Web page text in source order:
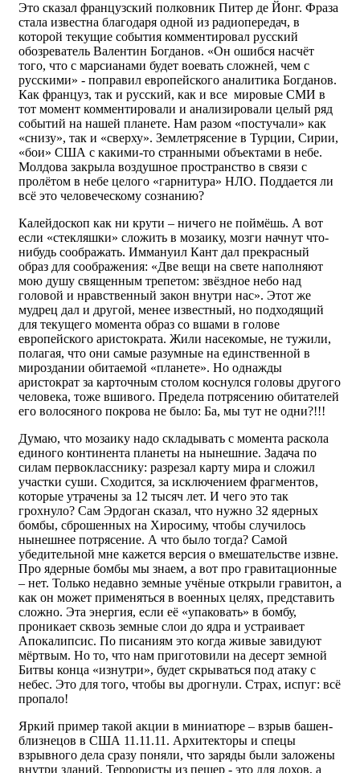
Это сказал французский полковник Питер де Йонг. Фраза
стала известна благодаря одной из радиопередач, в
которой текущие события комментировал русский
обозреватель Валентин Богданов. «Он ошибся насчёт
того, что с марсианами будет воевать сложней, чем с
русскими» - поправил европейского аналитика Богданов.
Как француз, так и русский, как и все мировые СМИ в
тот момент комментировали и анализировали целый ряд
событий на нашей планете. Нам разом «постучали» как
«снизу», так и «сверху». Землетрясение в Турции, Сирии,
«бои» США с какими-то странными объектами в небе.
Молдова закрыла воздушное пространство в связи с
пролётом в небе целого «гарнитура» НЛО. Поддается ли
всё это человеческому сознанию?
Калейдоскоп как ни крути – ничего не поймёшь. А вот
если «стекляшки» сложить в мозаику, мозги начнут что-
нибудь соображать. Иммануил Кант дал прекрасный
образ для соображения: «Две вещи на свете наполняют
мою душу священным трепетом: звёздное небо над
головой и нравственный закон внутри нас». Этот же
мудрец дал и другой, менее известный, но подходящий
для текущего момента образ со вшами в голове
европейского аристократа. Жили насекомые, не тужили,
полагая, что они самые разумные на единственной в
мироздании обитаемой «планете». Но однажды
аристократ за карточным столом коснулся головы другого
человека, тоже вшивого. Предела потрясению обитателей
его волосяного покрова не было: Ба, мы тут не одни?!!!
Думаю, что мозаику надо складывать с момента раскола
единого континента планеты на нынешние. Задача по
силам первокласснику: разрезал карту мира и сложил
участки суши. Сходится, за исключением фрагментов,
которые утрачены за 12 тысяч лет. И чего это так
грохнуло? Сам Эрдоган сказал, что нужно 32 ядерных
бомбы, сброшенных на Хиросиму, чтобы случилось
нынешнее потрясение. А что было тогда? Самой
убедительной мне кажется версия о вмешательстве извне.
Про ядерные бомбы мы знаем, а вот про гравитационные
– нет. Только недавно земные учёные открыли гравитон, а
как он может применяться в военных целях, представить
сложно. Эта энергия, если её «упаковать» в бомбу,
проникает сквозь земные слои до ядра и устраивает
Апокалипсис. По писаниям это когда живые завидуют
мёртвым. Но то, что нам приготовили на десерт земной
Битвы конца «изнутри», будет скрываться под атаку с
небес. Это для того, чтобы вы дрогнули. Страх, испуг: всё
пропало!
Яркий пример такой акции в миниатюре – взрыв башен-
близнецов в США 11.11.11. Архитекторы и спецы
взрывного дела сразу поняли, что заряды были заложены
внутри зданий. Террористы из пещер - это для лохов, а